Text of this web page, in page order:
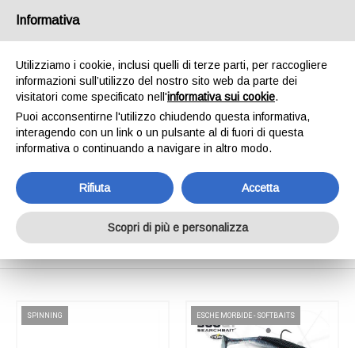
SPEDIAMO IN 24/48H - SPEDIZIONI GRATUITE
INVIA MESSAGGIO
Shop Online
Home
SPINNING ESCHE MORBIDE - SOFTBAITS
Informativa
Utilizziamo i cookie, inclusi quelli di terze parti, per raccogliere
informazioni sull’utilizzo del nostro sito web da parte dei
visitatori come specificato nell'informativa sui cookie.
Puoi acconsentirne l'utilizzo chiudendo questa informativa,
interagendo con un link o un pulsante al di fuori di questa
informativa o continuando a navigare in altro modo.
Rifiuta Accetta
Scopri di più e personalizza